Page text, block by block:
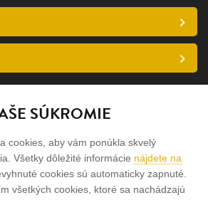
SÚKROMIE
cookies, aby vám ponúkla skvelý
Všetky dôležité informácie nájdete na
cookies sú automaticky zapnuté.
všetkých cookies, ktoré sa nachádzajú